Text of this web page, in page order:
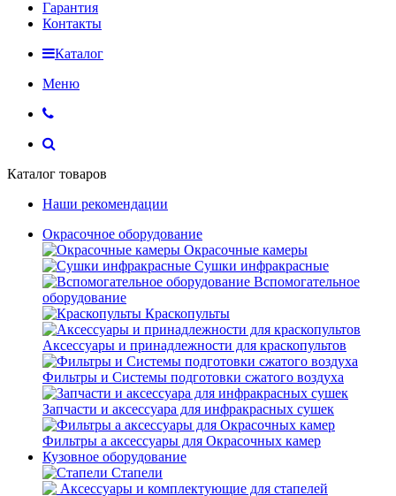
Гарантия
Контакты
Каталог
Меню
Каталог товаров
Наши рекомендации
Окрасочное оборудование
Окрасочные камеры
Сушки инфракрасные
Вспомогательное
оборудование
Краскопульты
Аксессуары и принадлежности для краскопультов
Фильтры и Системы подготовки сжатого воздуха
Запчасти и аксессуара для инфракрасных сушек
Фильтры а аксессуары для Окрасочных камер
Кузовное оборудование
Стапели